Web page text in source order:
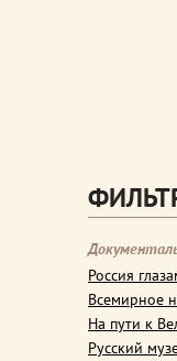
Россия
Всемирное
На пути к
Русский